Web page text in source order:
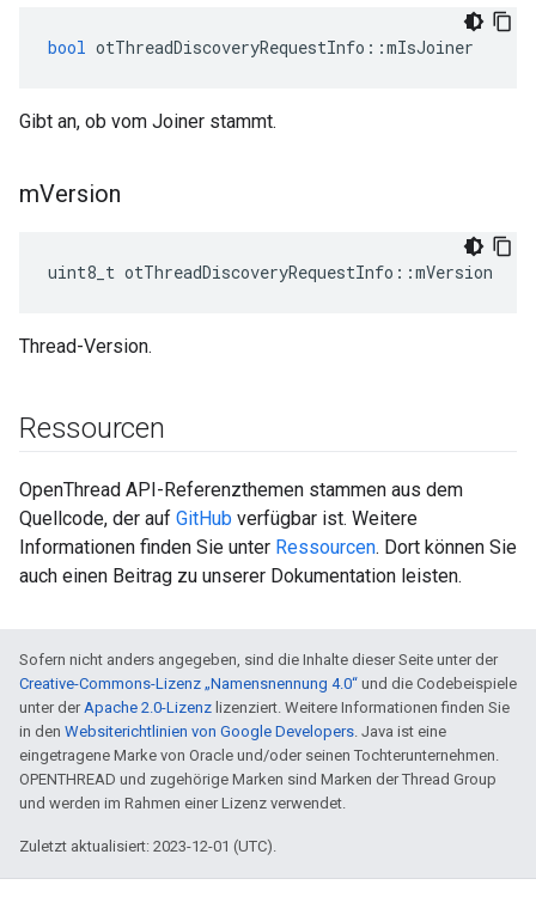
bool otThreadDiscoveryRequestInfo ::mIsJoiner
Gibt an, ob vom Joiner stammt.
mVersion
uint8_t otThreadDiscoveryRequestInfo ::mVersion
Thread-Version.
Ressourcen
OpenThread API-Referenzthemen stammen aus dem
Quellcode, der auf GitHub verfügbar ist. Weitere
Informationen finden Sie unter Ressourcen. Dort können Sie
auch einen Beitrag zu unserer Dokumentation leisten.
Sofern nicht anders angegeben, sind die Inhalte dieser Seite unter der
Creative-Commons-Lizenz „Namensnennung 4.0“ und die Codebeispiele
unter derApache 2.0-Lizenz lizenziert. Weitere Informationen finden Sie
in den Websiterichtlinien von Google Developers. Java ist eine
eingetragene Marke von Oracle und/oder seinen Tochterunternehmen.
OPENTHREAD und zugehörige Marken sind Marken der Thread Group
und werden im Rahmen einer Lizenz verwendet.
Zuletzt aktualisiert: 2023-12-01 (UTC).